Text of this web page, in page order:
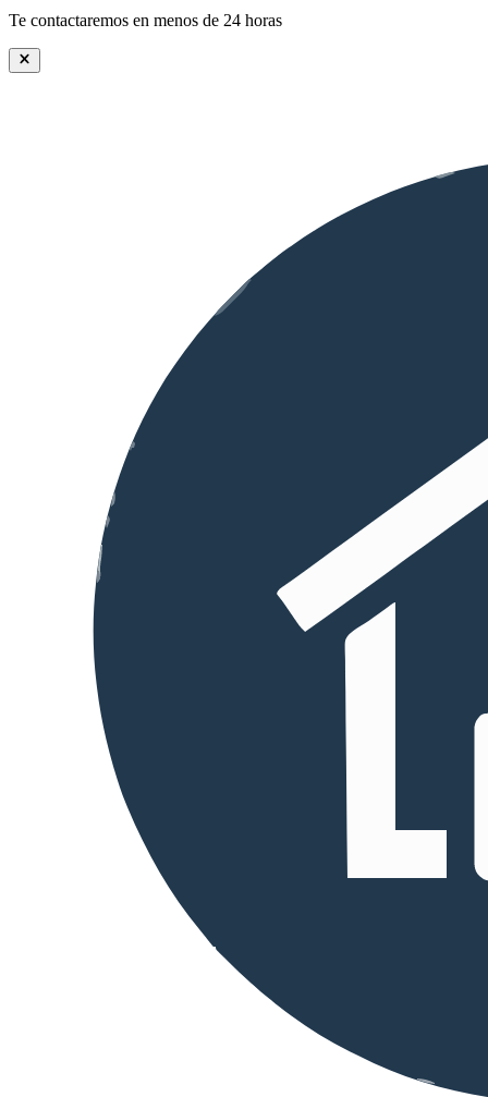
Te contactaremos en menos de 24 horas